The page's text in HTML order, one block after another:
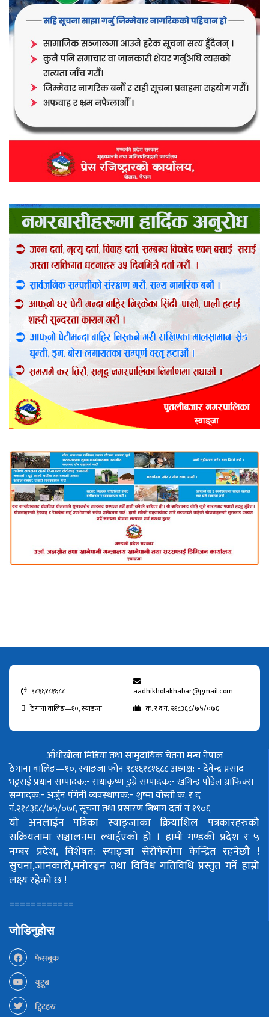
९८१६१८१६८८
aadhikholakhabar@gmail.com
ठेगाना वालिङ—१०, स्याङजा
क. र द नं. २१८३६८/७५/०७६
आँधीखोला मिडिया तथा सामुदायिक चेतना मन्च नेपाल
ठेगाना वालिङ—१०, स्याङजा फोन ९८१६१८१६८८अध्यक्ष: - देवेन्द्र प्रसाद
भट्टराईप्रधान सम्पादक:- राधाकृष्ण डुम्रेसम्पादक:- खगिन्द्र पौडेलग्राफिक्स
सम्पादक:- अर्जुन पंगेनीव्यवस्थापक:- शुष्मा वोस्तीक. र द
नं.२१८३६८/७५/०७६सूचना तथा प्रसारण बिभाग दर्ता नं १९०६
यो अनलाईन पत्रिका स्याङ्जाका क्रियाशिल पत्रकारहरुको
सक्रियतामा सञ्चालनमा ल्याईएको हो । हामी गण्डकी प्रदेश र ५
नम्बर प्रदेश, विशेषत: स्याङ्जा सेरोफेरोमा केन्द्रित रहनेछौ !
सुचना,जानकारी,मनोरञ्जन तथा विविध गतिविधि प्रस्तुत गर्ने हाम्रो
लक्ष्य रहेको छ !
============
जोडिनुहोस
फेसबुक
युटूब
ट्विटहरु